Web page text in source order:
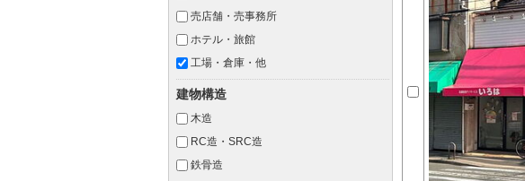
売店舗・売事務所
ホテル・旅館
工場・倉庫・他
建物構造
木造
RC造・SRC造
鉄骨造